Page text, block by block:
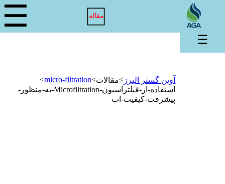
مقاله ☰
آوین گستر البرز >مقالات>
micro-filtration
>
استفاده-از-فیلتراسیون-Microfiltration-به-منظور-
پیشرفت-کیفیت-اب
☰